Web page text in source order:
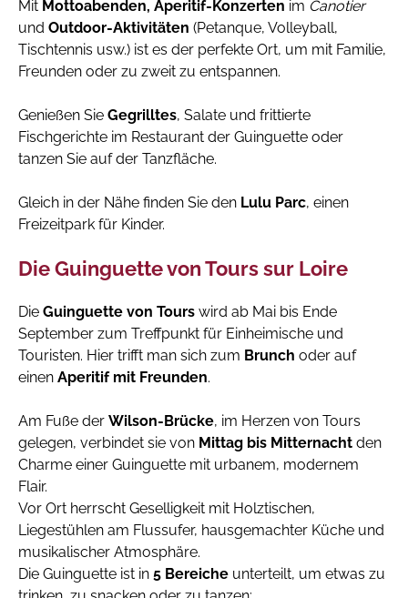
Mit Mottoabenden, Aperitif-Konzerten im Canotier
und Outdoor-Aktivitäten (Petanque, Volleyball,
Tischtennis usw.) ist es der perfekte Ort, um mit Familie,
Freunden oder zu zweit zu entspannen.
Genießen Sie Gegrilltes, Salate und frittierte
Fischgerichte im Restaurant der Guinguette oder
tanzen Sie auf der Tanzfläche.
Gleich in der Nähe finden Sie den Lulu Parc, einen
Freizeitpark für Kinder.
Die Guinguette von Tours sur Loire
Die Guinguette von Tours wird ab Mai bis Ende
September zum Treffpunkt für Einheimische und
Touristen. Hier trifft man sich zum Brunch oder auf
einen Aperitif mit Freunden.
Am Fuße der Wilson-Brücke, im Herzen von Tours
gelegen, verbindet sie von Mittag bis Mitternacht den
Charme einer Guinguette mit urbanem, modernem
Flair.
Vor Ort herrscht Geselligkeit mit Holztischen,
Liegestühlen am Flussufer, hausgemachter Küche und
musikalischer Atmosphäre.
Die Guinguette ist in 5 Bereiche unterteilt, um etwas zu